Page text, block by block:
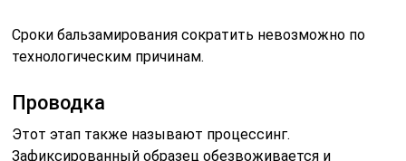
Сроки бальзамирования сократить невозможно по
технологическим причинам.
Проводка
Этот этап также называют процессинг.
Зафиксированный образец обезвоживается и